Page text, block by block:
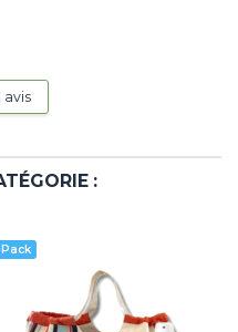
:
Pack